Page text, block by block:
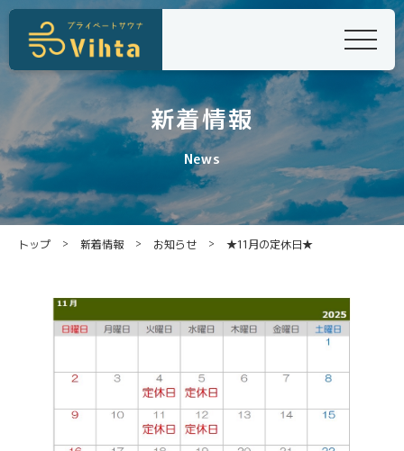
新着情報
News
トップ > 新着情報 > お知らせ > ★11月の定休日★